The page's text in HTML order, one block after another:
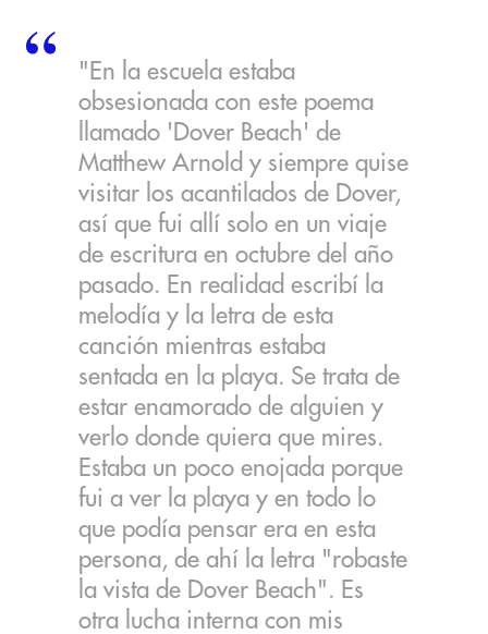
"En la escuela estaba
obsesionada con este poema
llamado 'Dover Beach' de
Matthew Arnold y siempre quise
visitar los acantilados de Dover,
así que fui allí solo en un viaje
de escritura en octubre del año
pasado. En realidad escribí la
melodía y la letra de esta
canción mientras estaba
sentada en la playa. Se trata de
estar enamorado de alguien y
verlo donde quiera que mires.
Estaba un poco enojada porque
fui a ver la playa y en todo lo
que podía pensar era en esta
persona, de ahí la letra "robaste
la vista de Dover Beach". Es
otra lucha interna con mis